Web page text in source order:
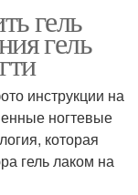
гель
гель
инструкции на
ногтевые
которая
гель лаком на